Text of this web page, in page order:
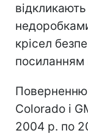
крісел
посиланням
Поверненню
Colorado і
2004 р. по